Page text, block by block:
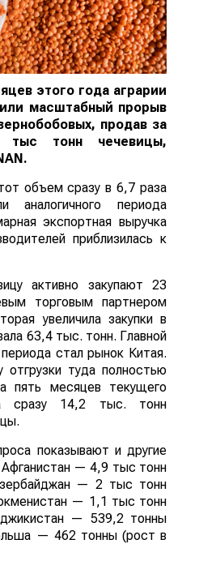
этого года аграрии
масштабный прорыв
продав за
тонн чечевицы,
.
объем сразу в 6,7 раза
аналогичного периода
экспортная выручка
приблизилась к
активно закупают 23
торговым партнером
увеличила закупки в
63,4 тыс. тонн. Главной
стал рынок Китая.
туда полностью
пять месяцев текущего
сразу 14,2 тыс. тонн
показывают и другие
— 4,9 тыс тонн
— 2 тыс тонн
— 1,1 тыс тонн
— 539,2 тонны
— 462 тонны (рост в